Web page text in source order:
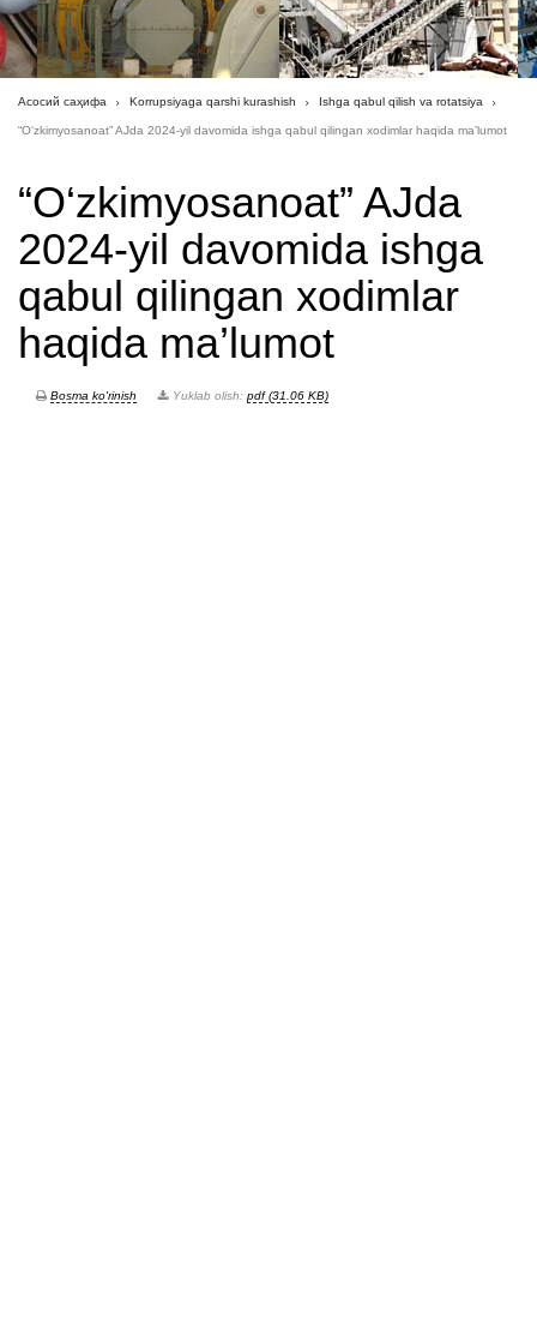
Асосий саҳифа Korrupsiyaga qarshi kurashish Ishga qabul qilish va rotatsiya
“O‘zkimyosanoat” AJda 2024-yil davomida ishga qabul qilingan xodimlar haqida ma’lumot
“O‘zkimyosanoat” AJda
2024-yil davomida ishga
qabul qilingan xodimlar
haqida ma’lumot
Bosma ko'rinish Yuklab olish: pdf (31.06 KB)